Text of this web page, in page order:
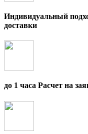
Индивидуальный
доставки
до 1 часа Расчет на